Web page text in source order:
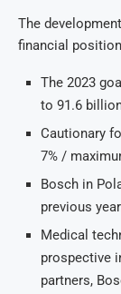
The
financial
The 2023
to 91.6
Cautionary
7% /
Bosch in
previous
Medical
prospective
partners,